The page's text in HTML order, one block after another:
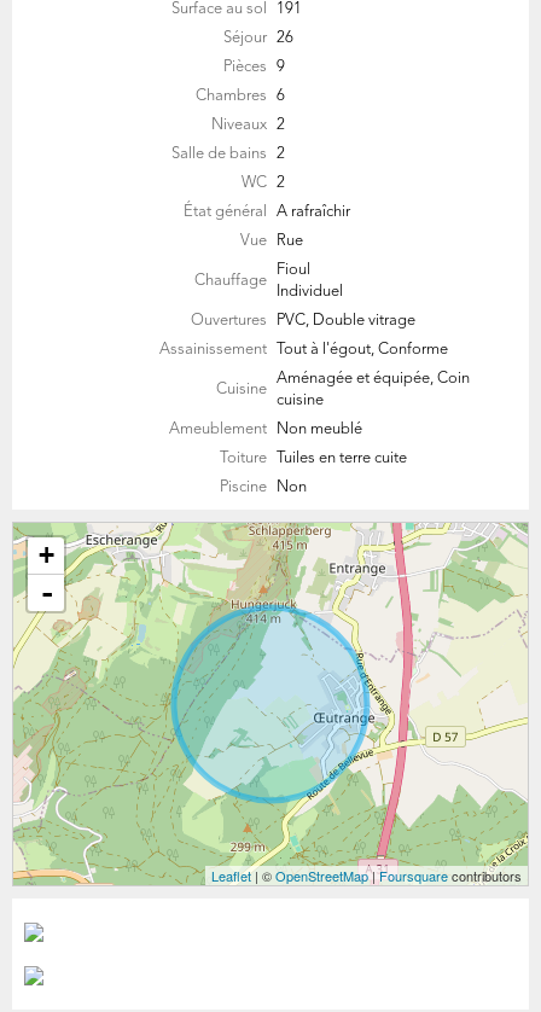
Surface au sol
191
Séjour
26
Pièces
9
Chambres
6
Niveaux
2
Salle de bains
2
WC
2
État général
A rafraîchir
Vue
Rue
Chauffage
Fioul
Individuel
Ouvertures
PVC, Double vitrage
Assainissement
Tout à l'égout, Conforme
Cuisine
Aménagée et équipée, Coin
cuisine
Ameublement
Non meublé
Toiture
Tuiles en terre cuite
Piscine
Non
+
-
Leaflet| ©OpenStreetMap|Foursquarecontributors